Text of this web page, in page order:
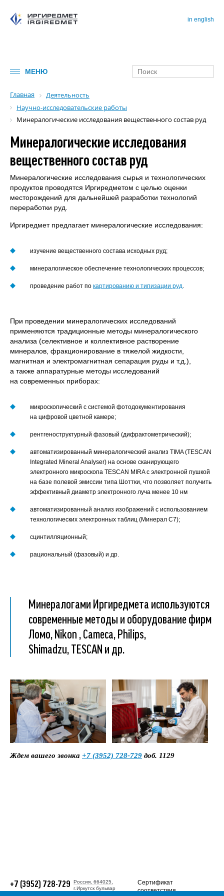
МЕНЮ
in english
Главная
Деятельность
Научно-исследовательские работы
Минералогические исследования вещественного состав руд
Минералогические исследования
вещественного состав руд
Минералогические исследования сырья и технологических
продуктов проводятся Иргиредметом с целью оценки
месторождений для дальнейшей разработки технологий
переработки руд.
Иргиредмет предлагает минералогические исследования:
изучение вещественного состава исходных руд;
минералогическое обеспечение технологических процессов;
проведение работ по картированию и типизации руд
При проведении минералогических исследований
применяются традиционные методы минералогического
анализа (селективное и коллективное растворение
минералов, фракционирование в тяжелой жидкости,
магнитная и электромагнитная сепарация руды и т.д.),
а также аппаратурные методы исследований
на современных приборах:
микроскопический с системой фотодокументирования
на цифровой цветной камере;
рентгеноструктурный фазовый (дифрактометрический);
автоматизированный минералогический анализ TIMA (TESCAN
Integrated Mineral Analyser) на основе сканирующего
электронного микроскопа TESCAN MIRA с электронной пушкой
на базе полевой эмиссии типа Шоттки, что позволяет получить
эффективный диаметр электронного луча менее 10 нм
автоматизированный анализ изображений с использованием
технологических электронных таблиц (Минерал С7);
сцинтилляционный;
рациональный (фазовый) и др.
Минералогами Иргиредмета используются
современные методы и оборудование фирм
Ломо, Nikon , Cameca, Philips,
Shimadzu, TESCAN и др.
Ждем вашего звонка +7 (3952) 728-729 доб. 1129
+7 (3952) 728-729
Россия, 664025,
г.Иркутск бульвар
Сертификат
соответствия
Имя*
E-mail
Наименование